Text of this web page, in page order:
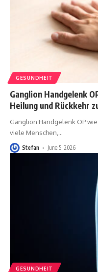
GESUNDHEIT
Ganglion Handgelenk
Heilung und Rückkehr
Ganglion Handgelenk OP
viele Menschen, …
Stefan June 5, 2026
GESUNDHEIT